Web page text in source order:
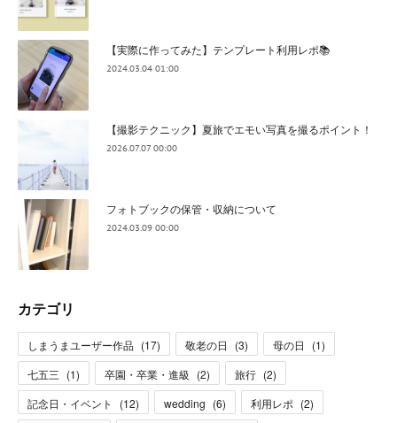
【実際に作ってみた】テンプレート利用レポ📚
2024.03.04 01:00
【撮影テクニック】夏旅でエモい写真を撮るポイント！
2026.07.07 00:00
フォトブックの保管・収納について
2024.03.09 00:00
カテゴリ
しまうまユーザー作品 (17) 敬老の日 (3) 母の日 (1)
七五三 (1) 卒園・卒業・進級 (2) 旅行 (2)
記念日・イベント
(12) wedding (6) 利用レポ (2)